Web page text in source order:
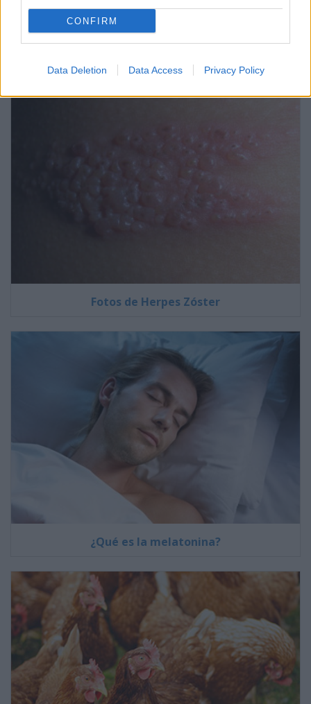
CONFIRM
Data Deletion Data Access Privacy Policy
Pregúntale al médico
Fotos de Herpes Zóster
¿Qué es la melatonina?